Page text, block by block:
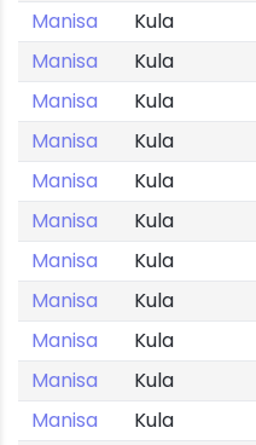
Manisa
Kula
Manisa
Kula
Manisa
Kula
Manisa
Kula
Manisa
Kula
Manisa
Kula
Manisa
Kula
Manisa
Kula
Manisa
Kula
Manisa
Kula
Manisa
Kula